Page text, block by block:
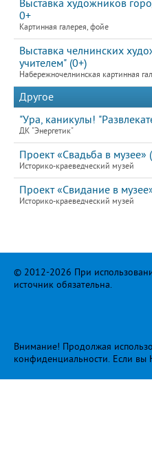
Выставка художников
0+
Картинная галерея, фойе
Выставка челнинских
учителем" (0+)
Набережночелнинская картинная
Другое
"Ура, каникулы!
ДК "Энергетик"
Проект «Свадьба в музее»
Историко-краеведческий музей
Проект «Свидание в
Историко-краеведческий музей
© 2012-2026 При
источник обязательна.
Внимание! Продолжая
конфиденциальности. Если вы